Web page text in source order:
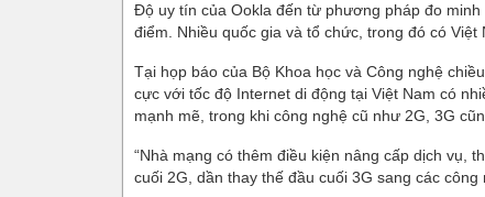
Độ uy tín của Ookla đến từ phương pháp đo
điểm. Nhiều quốc gia và tổ chức, trong đó có
Tại họp báo của Bộ Khoa học và Công nghệ
cực với tốc độ Internet di động tại Việt Nam có
mạnh mẽ, trong khi công nghệ cũ như 2G, 3G
“Nhà mạng có thêm điều kiện nâng cấp dịch vụ,
cuối 2G, dần thay thế đầu cuối 3G sang các